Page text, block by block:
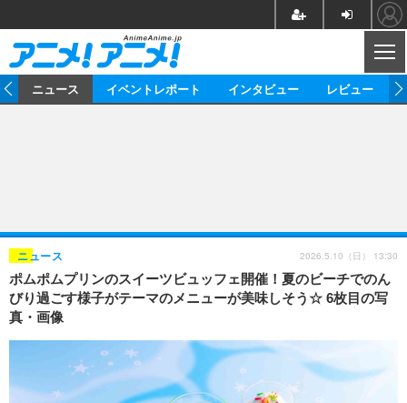
ゲーム グッズ
海外イベント ビジネス
俳優・タレント アーティスト
アニメ 実写
ゲーム
動画
アニメ！アニメ！TV ABEMA Cafe
連載・コラム
ニュース イベントレポート インタビュー レビュー
ポムポムプリンのスイーツビュッフェ開催！夏のビーチでのん
びり過ごす様子がテーマのメニューが美味しそう☆ 6枚目の写
真・画像
ニュース 2026.5.10（日） 13:30